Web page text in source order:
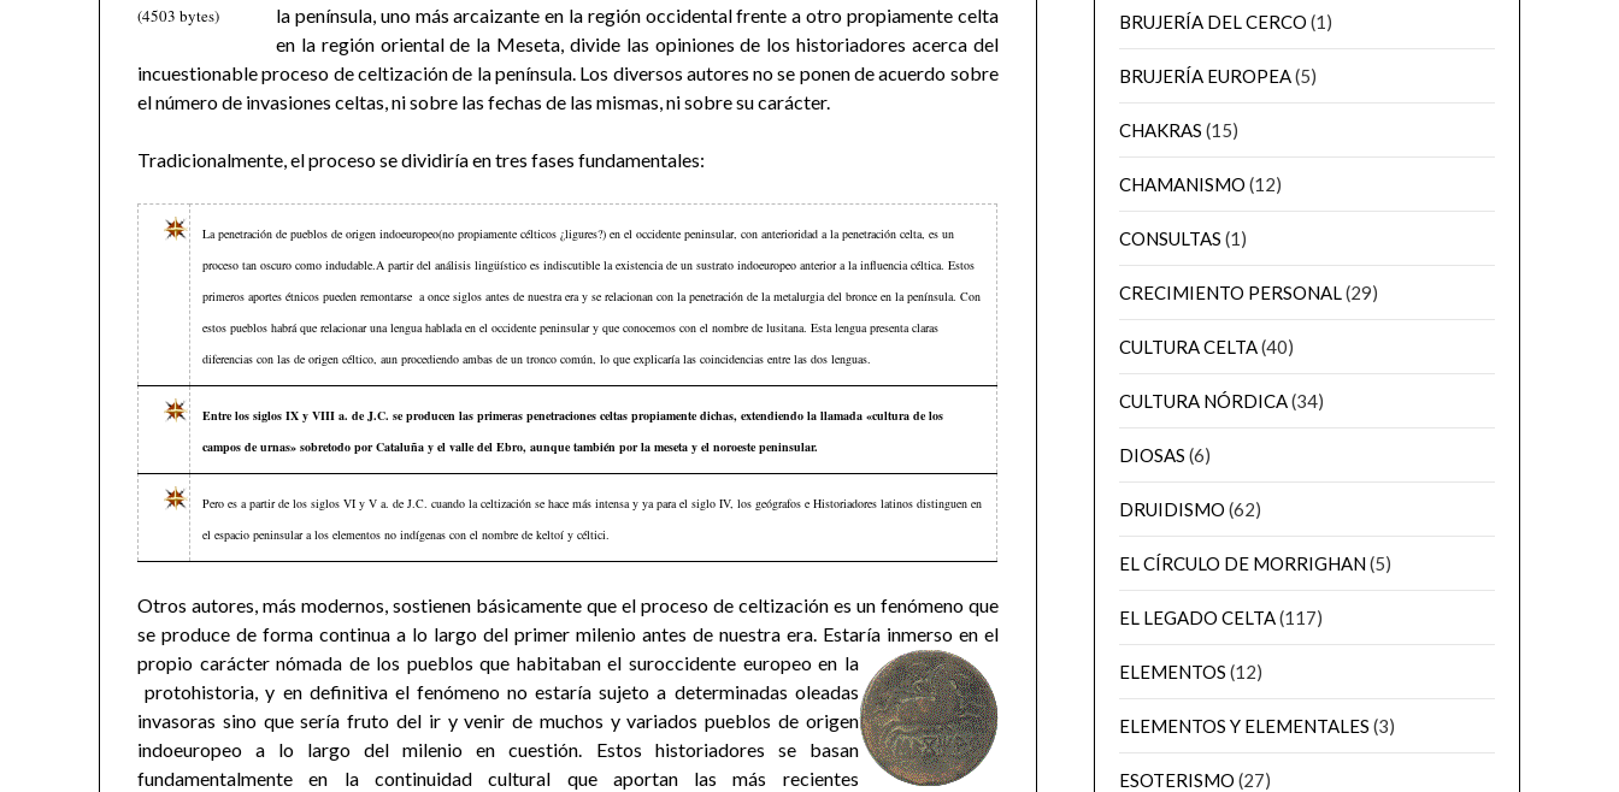
la península, uno más arcaizante en la región occidental frente a otro propiamente celta
en la región oriental de la Meseta, divide las opiniones de los historiadores acerca del
incuestionable proceso de celtización de la península. Los diversos autores no se ponen de acuerdo sobre
el número de invasiones celtas, ni sobre las fechas de las mismas, ni sobre su carácter.
Tradicionalmente, el proceso se dividiría en tres fases fundamentales:
La penetración de pueblos de origen indoeuropeo(no propiamente célticos ¿ligures?) en el occidente peninsular, con anterioridad a la penetración celta, es un
proceso tan oscuro como indudable.A partir del análisis lingüístico es indiscutible la existencia de un sustrato indoeuropeo anterior a la influencia céltica. Estos
primeros aportes étnicos pueden remontarse a once siglos antes de nuestra era y se relacionan con la penetración de la metalurgia del bronce en la península. Con
estos pueblos habrá que relacionar una lengua hablada en el occidente peninsular y que conocemos con el nombre de lusitana. Esta lengua presenta claras
diferencias con las de origen céltico, aun procediendo ambas de un tronco común, lo que explicaría las coincidencias entre las dos lenguas.
Entre los siglos IX y VIII a. de J.C. se producen las primeras penetraciones celtas propiamente dichas, extendiendo la llamada «cultura de los
campos de urnas» sobretodo por Cataluña y el valle del Ebro, aunque también por la meseta y el noroeste peninsular.
Pero es a partir de los siglos VI y V a. de J.C. cuando la celtización se hace más intensa y ya para el siglo IV, los geógrafos e Historiadores latinos distinguen en
el espacio peninsular a los elementos no indígenas con el nombre de keltoí y céltici.
Otros autores, más modernos, sostienen básicamente que el proceso de celtización es un fenómeno que
se produce de forma continua a lo largo del primer milenio antes de nuestra era. Estaría inmerso en el
propio carácter nómada de los pueblos que habitaban el suroccidente europeo en la
protohistoria, y en definitiva el fenómeno no estaría sujeto a determinadas oleadas
invasoras sino que sería fruto del ir y venir de muchos y variados pueblos de origen
indoeuropeo a lo largo del milenio en cuestión. Estos historiadores se basan
fundamentalmente en la continuidad cultural que aportan las más recientes
BRUJERÍA DEL CERCO (1)
BRUJERÍA EUROPEA(5)
CHAKRAS (15)
CHAMANISMO (12)
CONSULTAS (1)
CRECIMIENTO PERSONAL(29)
CULTURA CELTA(40)
CULTURA NÓRDICA(34)
DIOSAS (6)
DRUIDISMO (62)
EL CÍRCULO DE MORRIGHAN(5)
EL LEGADO CELTA(117)
ELEMENTOS (12)
ELEMENTOS Y ELEMENTALES (3)
ESOTERISMO (27)